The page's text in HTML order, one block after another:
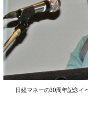
日経マネーの30周年記念イ